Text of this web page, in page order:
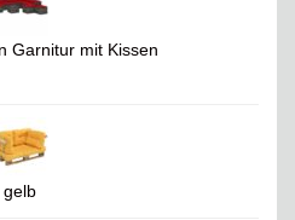
Garnitur mit Kissen
gelb